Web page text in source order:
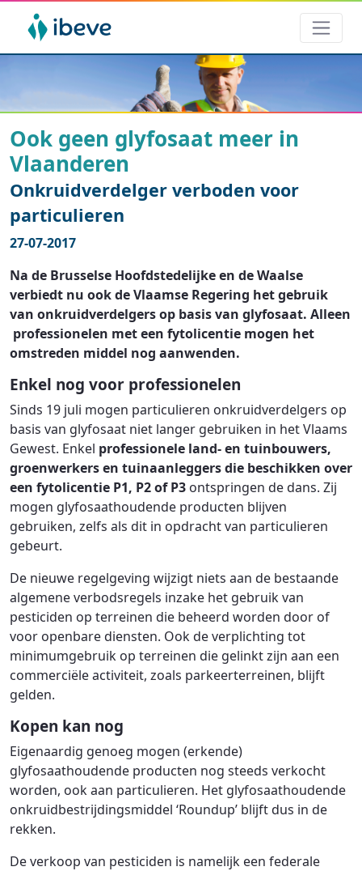
Ook geen glyfosaat meer in
Vlaanderen
Onkruidverdelger verboden voor
particulieren
27-07-2017
Na de Brusselse Hoofdstedelijke en de Waalse
verbiedt nu ook de Vlaamse Regering het gebruik
van onkruidverdelgers op basis van glyfosaat. Alleen
professionelen met een fytolicentie mogen het
omstreden middel nog aanwenden.
Enkel nog voor professionelen
Sinds 19 juli mogen particulieren onkruidverdelgers op
basis van glyfosaat niet langer gebruiken in het Vlaams
Gewest. Enkel professionele land- en tuinbouwers,
groenwerkers en tuinaanleggers die beschikken over
een fytolicentie P1, P2 of P3 ontspringen de dans. Zij
mogen glyfosaathoudende producten blijven
gebruiken, zelfs als dit in opdracht van particulieren
gebeurt.
De nieuwe regelgeving wijzigt niets aan de bestaande
algemene verbodsregels inzake het gebruik van
pesticiden op terreinen die beheerd worden door of
voor openbare diensten. Ook de verplichting tot
minimumgebruik op terreinen die gelinkt zijn aan een
commerciële activiteit, zoals parkeerterreinen, blijft
gelden.
Kopen kan nog
Eigenaardig genoeg mogen (erkende)
glyfosaathoudende producten nog steeds verkocht
worden, ook aan particulieren. Het glyfosaathoudende
onkruidbestrijdingsmiddel ‘Roundup’ blijft dus in de
rekken.
De verkoop van pesticiden is namelijk een federale